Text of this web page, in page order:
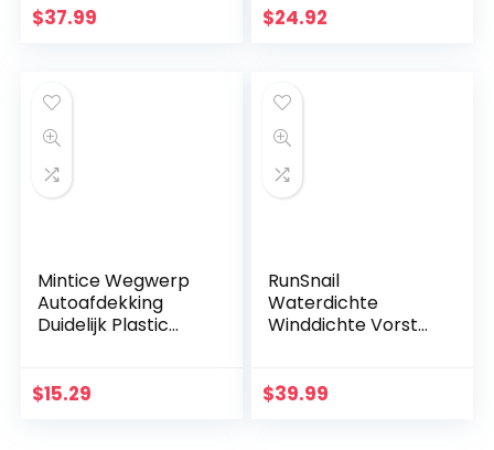
afdekzeil,
$37.99
andere modellen,
$24.92
Mintice Wegwerp
Autoafdekking
Duidelijk Plastic
Stof
$15.29
RunSnail
Waterdichte
Winddichte Vorst
Autohoes Met
$39.99